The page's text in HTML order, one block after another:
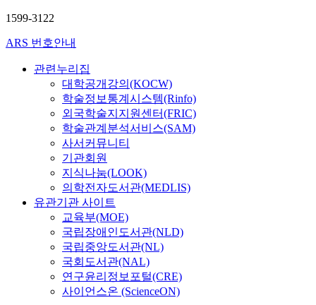
1599-3122
ARS 번호안내
관련누리집
대학공개강의(KOCW)
학술정보통계시스템(Rinfo)
외국학술지지원센터(FRIC)
학술관계분석서비스(SAM)
사서커뮤니티
기관회원
지식나눔(LOOK)
의학전자도서관(MEDLIS)
유관기관 사이트
교육부(MOE)
국립장애인도서관(NLD)
국립중앙도서관(NL)
국회도서관(NAL)
연구윤리정보포털(CRE)
사이언스온 (ScienceON)